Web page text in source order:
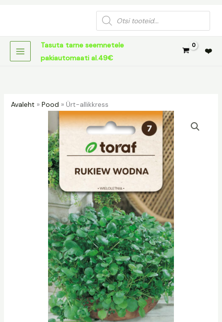
Products
search
Tasuta tarne seemnetele
pakiautomaati al.49€
❤️
Avaleht » Pood » Ürt-allikkress